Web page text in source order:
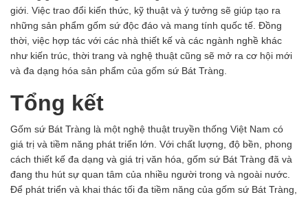
giới. Việc trao đổi kiến thức, kỹ thuật và ý tưởng sẽ giúp tạo ra
những sản phẩm gốm sứ độc đáo và mang tính quốc tế. Đồng
thời, việc hợp tác với các nhà thiết kế và các ngành nghề khác
như kiến trúc, thời trang và nghệ thuật cũng sẽ mở ra cơ hội mới
và đa dạng hóa sản phẩm của gốm sứ Bát Tràng.
Tổng kết
Gốm sứ Bát Tràng là một nghệ thuật truyền thống Việt Nam có
giá trị và tiềm năng phát triển lớn. Với chất lượng, độ bền, phong
cách thiết kế đa dạng và giá trị văn hóa, gốm sứ Bát Tràng đã và
đang thu hút sự quan tâm của nhiều người trong và ngoài nước.
Để phát triển và khai thác tối đa tiềm năng của gốm sứ Bát Tràng